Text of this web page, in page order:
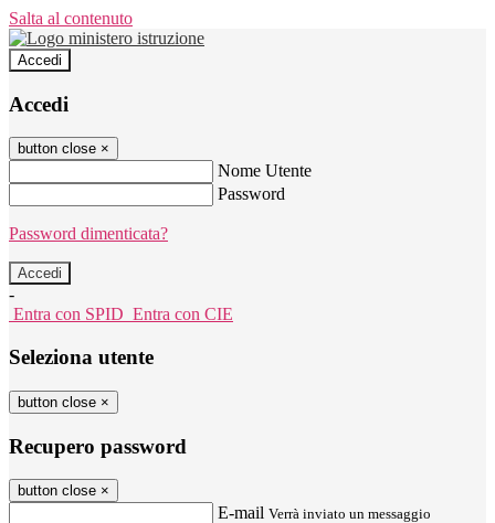
Salta al contenuto
Accedi
Accedi
button close ×
Nome Utente
Password
Password dimenticata?
-
Entra con SPID Entra con CIE
Seleziona utente
button close ×
Recupero password
button close ×
E-mail Verrà inviato un messaggio